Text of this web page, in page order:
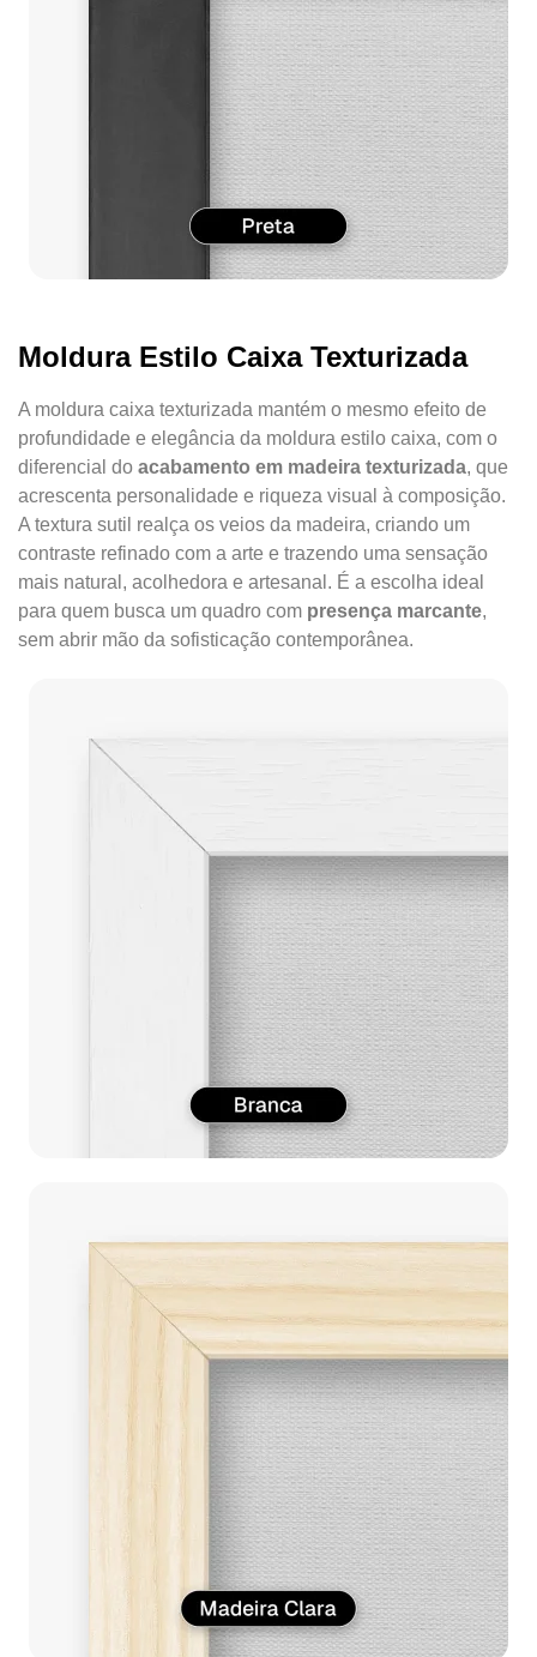
Moldura Estilo Caixa Texturizada
A moldura caixa texturizada mantém o mesmo efeito de
profundidade e elegância da moldura estilo caixa, com o
diferencial do acabamento em madeira texturizada, que
acrescenta personalidade e riqueza visual à composição.
A textura sutil realça os veios da madeira, criando um
contraste refinado com a arte e trazendo uma sensação
mais natural, acolhedora e artesanal. É a escolha ideal
para quem busca um quadro com presença marcante,
sem abrir mão da sofisticação contemporânea.